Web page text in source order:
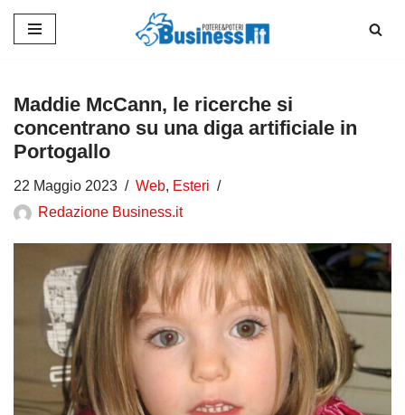
contenuto
Maddie McCann, le ricerche si
concentrano su una diga artificiale in
Portogallo
22 Maggio 2023 Web, Esteri
Redazione Business.it